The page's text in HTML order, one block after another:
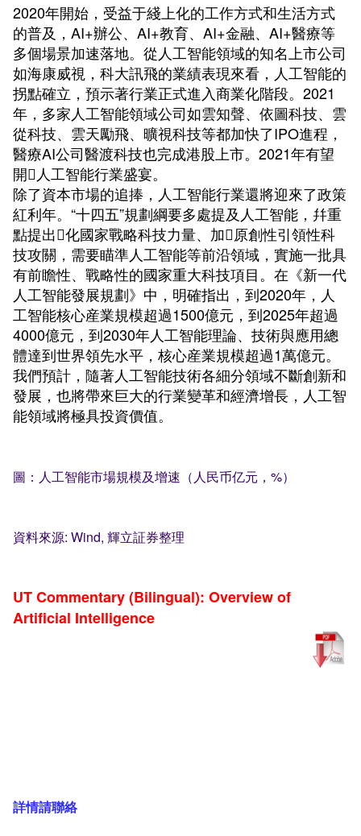
2020年開始，受益于綫上化的工作方式和生活方式
的普及，AI+辦公、AI+教育、AI+金融、AI+醫療等
多個場景加速落地。從人工智能領域的知名上市公司
如海康威視，科大訊飛的業績表現來看，人工智能的
拐點確立，預示著行業正式進入商業化階段。2021
年，多家人工智能領域公司如雲知聲、依圖科技、雲
從科技、雲天勵飛、曠視科技等都加快了IPO進程，
醫療AI公司醫渡科技也完成港股上市。2021年有望
開人工智能行業盛宴。
除了資本市場的追捧，人工智能行業還將迎來了政策
紅利年。“十四五”規劃綱要多處提及人工智能，幷重
點提出化國家戰略科技力量、加原創性引領性科
技攻關，需要瞄準人工智能等前沿領域，實施一批具
有前瞻性、戰略性的國家重大科技項目。在《新一代
人工智能發展規劃》中，明確指出，到2020年，人
工智能核心産業規模超過1500億元，到2025年超過
4000億元，到2030年人工智能理論、技術與應用總
體達到世界領先水平，核心産業規模超過1萬億元。
我們預計，隨著人工智能技術各細分領域不斷創新和
發展，也將帶來巨大的行業變革和經濟增長，人工智
能領域將極具投資價值。
圖：人工智能市場規模及增速（人民币亿元，%）
資料來源: Wind, 輝立証券整理
UT Commentary (Bilingual): Overview of
Artificial Intelligence
詳情請聯絡